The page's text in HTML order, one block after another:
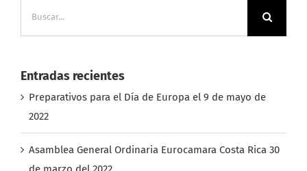
Buscar:
Entradas recientes
Preparativos para el Día de Europa el 9 de mayo de
2022
Asamblea General Ordinaria Eurocamara Costa Rica 30